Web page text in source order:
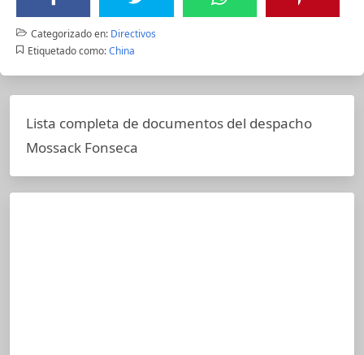
Categorizado en: Directivos
Etiquetado como: China
Lista completa de documentos del despacho
Mossack Fonseca